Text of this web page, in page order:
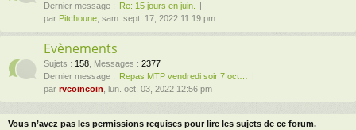
Dernier message :
Re: 15 jours en juin.
par Pitchoune , sam. sept. 17, 2022 11:19 pm
Evènements
Sujets : 158 Messages : 2377
Dernier message :
Repas MTP vendredi soir 7 oct…
par rvcoincoin , lun. oct. 03, 2022 12:56 pm
Vous n’avez pas les permissions requises pour lire les sujets de ce forum.